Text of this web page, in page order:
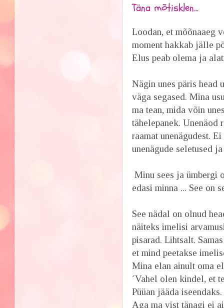
Täna mõtisklen...
Loodan, et mõõnaaeg
moment hakkab jälle
Elus peab olema ja
Nägin unes päris head
väga segased. Mina
ma tean, mida võin
tähelepanek.
raamat unenägudest.
unenägude seletused
Minu sees ja ümbergi
edasi minna ... See on
See nädal on olnud
näiteks imelisi
pisarad. Lihtsalt.
et mind peetakse
Mina elan ainult oma
´Vahel olen kindel, et
Püüan jääda iseendaks.
Aga ma vist tänagi ei